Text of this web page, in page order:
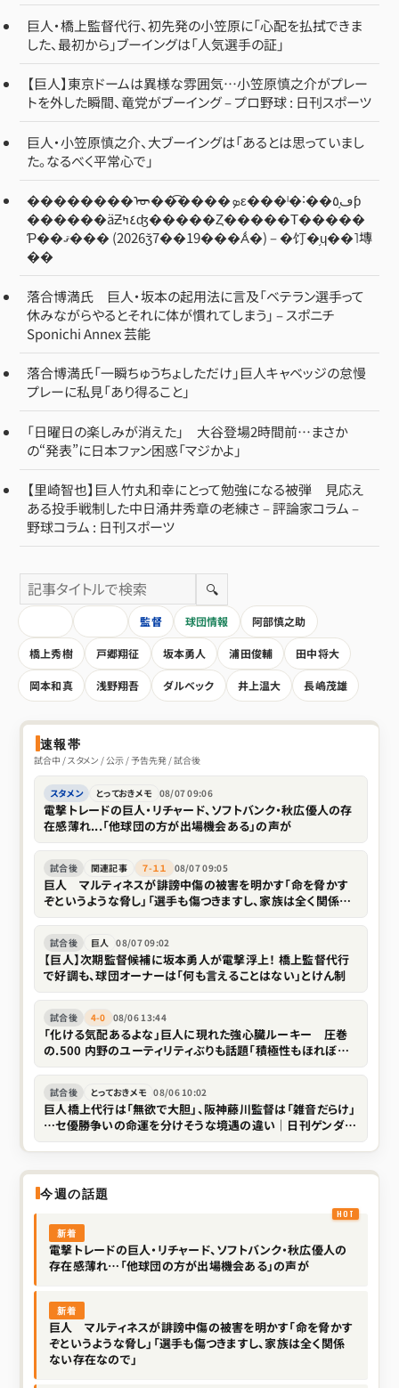
巨人・橋上監督代行、初先発の小笠原に「心配を払拭できま
した、最初から」ブーイングは「人気選手の証」
【巨人】東京ドームは異様な雰囲気…小笠原慎之介がプレー
トを外した瞬間、竜党がブーイング – プロ野球 : 日刊スポーツ
巨人・小笠原慎之介、大ブーイングは「あるとは思っていまし
た。なるべく平常心で」
��������ᡡ��͡����ܤε���ˡ�˸��ڡ֥٥ƥ
������äƵ٤ߤʤ�����Ȥ�����Τ�����
Ƥ��ޤ��� (2026ǯ7��19���Ǻ�) – �饤�֥ɥ��˥塼
��
落合博満氏 巨人・坂本の起用法に言及「ベテラン選手って
休みながらやるとそれに体が慣れてしまう」 – スポニチ
Sponichi Annex 芸能
落合博満氏「一瞬ちゅうちょしただけ」巨人キャベッジの怠慢
プレーに私見「あり得ること」
「日曜日の楽しみが消えた」 大谷登場2時間前…まさか
の“発表”に日本ファン困惑「マジかよ」
【里崎智也】巨人竹丸和幸にとって勉強になる被弾 見応え
ある投手戦制した中日涌井秀章の老練さ – 評論家コラム –
野球コラム : 日刊スポーツ
🔍
監督 球団情報 阿部慎之助
橋上秀樹 戸郷翔征 坂本勇人 浦田俊輔 田中将大
岡本和真 浅野翔吾 ダルベック 井上温大 長嶋茂雄
速報帯
試合中 / スタメン / 公示 / 予告先発 / 試合後
スタメン とっておきメモ 08/07 09:06
電撃トレードの巨人・リチャード、ソフトバンク・秋広優人の存
在感薄れ...「他球団の方が出場機会ある」の声が
試合後 関連記事 ７-１１ 08/07 09:05
巨人 マルティネスが誹謗中傷の被害を明かす「命を脅かす
ぞというような脅し」「選手も傷つきますし、家族は全く関係な
試合後 巨人 08/07 09:02
【巨人】次期監督候補に坂本勇人が電撃浮上！ 橋上監督代行
で好調も、球団オーナーは「何も言えることはない」とけん制
試合後 4-0 08/06 13:44
「化ける気配あるよな」巨人に現れた強心臓ルーキー 圧巻
の.500 内野のユーティリティぶりも話題「積極性もほれぼれ
試合後 とっておきメモ 08/06 10:02
巨人橋上代行は「無欲で大胆」、阪神藤川監督は「雑音だらけ」
…セ優勝争いの命運を分けそうな境遇の違い｜日刊ゲンダイ
今週の話題
新着
電撃トレードの巨人・リチャード、ソフトバンク・秋広優人の
存在感薄れ…「他球団の方が出場機会ある」の声が
新着
巨人 マルティネスが誹謗中傷の被害を明かす「命を脅かす
ぞというような脅し」「選手も傷つきますし、家族は全く関係
ない存在なので」